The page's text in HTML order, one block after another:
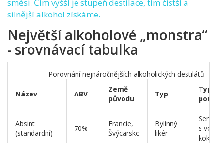
směsi. Čím vyšší je stupeň destilace, tím čistší a
silnější alkohol získáme.
Největší alkoholové „monstra“
- srovnávací tabulka
Porovnání nejnáročnějších alkoholických destilátů
Název ABV
Země
původu
Typ
Absint
(standardní)
70%
Francie,
Švýcarsko
Bylinný
likér
s